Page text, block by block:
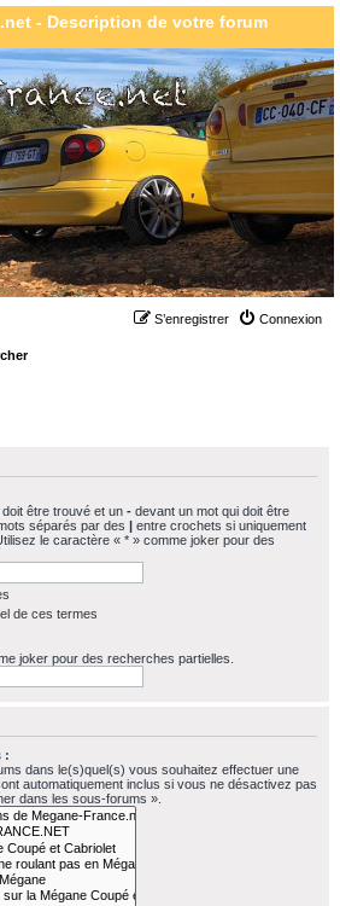
- Description de votre forum
Connexion
S’enregistrer
être trouvé et un - devant un mot qui doit être
séparés par des | entre crochets si uniquement
le caractère « * » comme joker pour des
de ces termes
joker pour des recherches partielles.
:
dans le(s)quel(s) vous souhaitez effectuer une
automatiquement inclus si vous ne désactivez pas
dans les sous-forums ».